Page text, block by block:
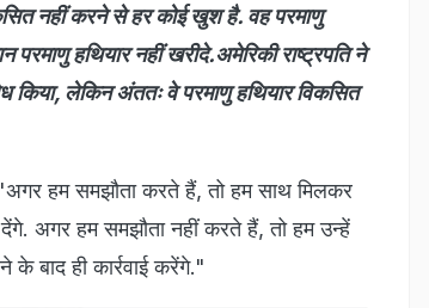
नहीं करने से हर कोई खुश है. वह परमाणु
परमाणु हथियार नहीं खरीदे.अमेरिकी राष्ट्रपति ने
किया, लेकिन अंततः वे परमाणु हथियार विकसित
हम समझौता करते हैं, तो हम साथ मिलकर
अगर हम समझौता नहीं करते हैं, तो हम उन्हें
बाद ही कार्रवाई करेंगे."